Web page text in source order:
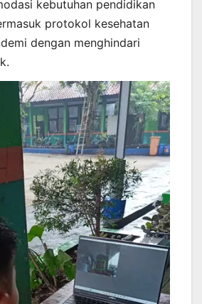
kebutuhan pendidikan
protokol kesehatan
dengan menghindari